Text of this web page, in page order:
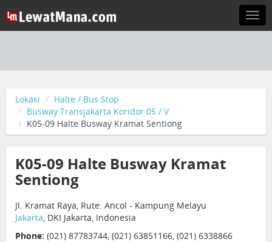
Lokasi
Halte / Bus Stop
Busway Transjakarta Koridor 05 / V
K05-09 Halte Busway Kramat Sentiong
K05-09 Halte Busway Kramat
Sentiong
Jl. Kramat Raya, Rute: Ancol - Kampung Melayu
Jakarta, DKI Jakarta, Indonesia
Phone: (021) 87783744, (021) 63851166, (021) 6338866